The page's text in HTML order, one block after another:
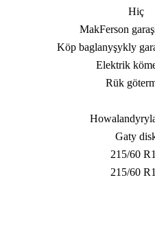
Hiç
MakFerson
Köp baglanyşykly
Elektrik
Rük
Gaty
215/60
215/60